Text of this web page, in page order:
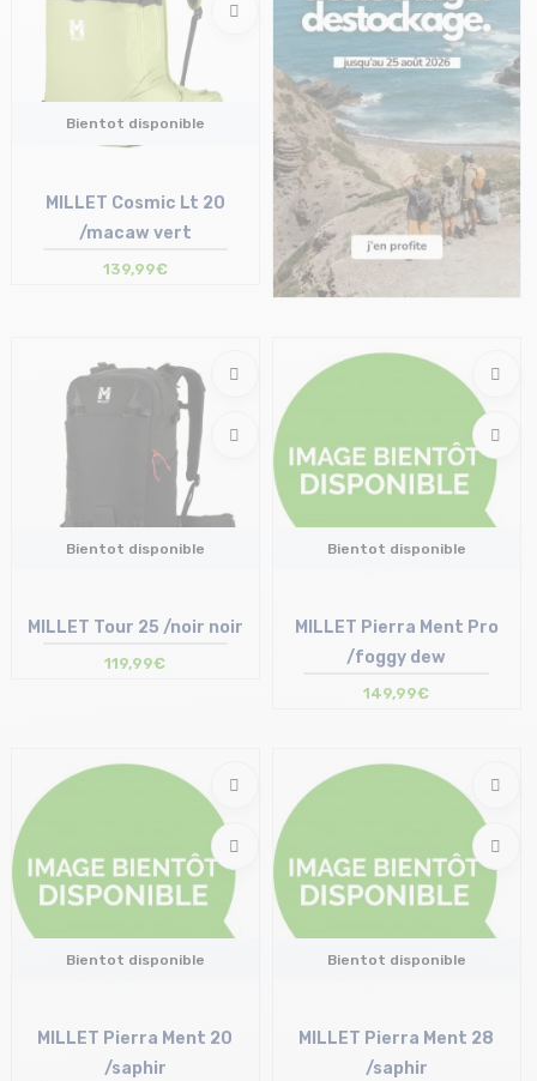
Bientot disponible
MILLET Cosmic Lt 20
/macaw vert
139,99€
Bientot disponible
MILLET Tour 25 /noir noir
119,99€
Bientot disponible
MILLET Pierra Ment Pro
/foggy dew
149,99€
Bientot disponible
MILLET Pierra Ment 20
/saphir
Bientot disponible
MILLET Pierra Ment 28
/saphir